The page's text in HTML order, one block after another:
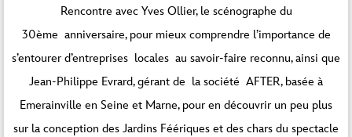
Rencontre avec Yves Ollier, le scénographe du
30ème anniversaire, pour mieux comprendre l’importance de
s’entourer d’entreprises locales au savoir-faire reconnu, ainsi que
Jean-Philippe Evrard, gérant de la société AFTER, basée à
Emerainville en Seine et Marne, pour en découvrir un peu plus
sur la conception des Jardins Féériques et des chars du spectacle